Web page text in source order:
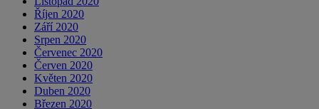
Říjen 2020
Září 2020
Srpen 2020
Červenec 2020
Červen 2020
Květen 2020
Duben 2020
Březen 2020